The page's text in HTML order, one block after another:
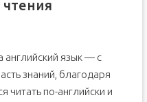
чтения
английский язык — с
знаний, благодаря
читать по-английски и